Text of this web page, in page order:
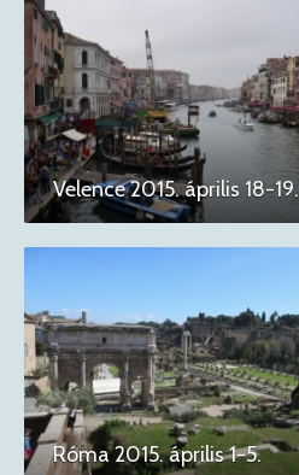
Velence 2015. április 18-19.
Róma 2015. április 1-5.